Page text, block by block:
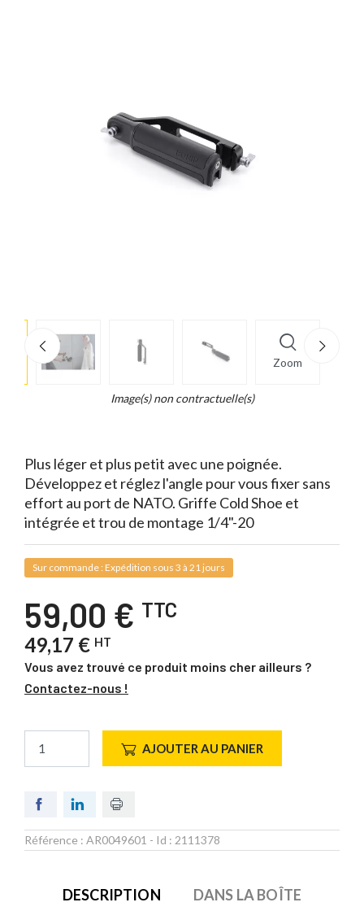
Zoom
Image(s) non contractuelle(s)
Plus léger et plus petit avec une poignée.
Développez et réglez l'angle pour vous fixer sans
effort au port de NATO. Griffe Cold Shoe et
intégrée et trou de montage 1/4"-20
Sur commande : Expédition sous 3 à 21 jours
59,00 € TTC
49,17 € HT
Vous avez trouvé ce produit moins cher ailleurs ?
Contactez-nous !
AJOUTER AU PANIER
Référence : AR0049601 - Id : 2111378
DESCRIPTION DANS LA BOÎTE